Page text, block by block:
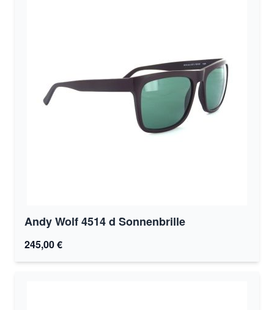
Andy Wolf 4514 d Sonnenbrille
245,00 €